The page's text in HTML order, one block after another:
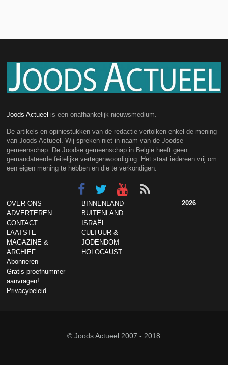
Joods Actueel is een onafhankelijk nieuwsmedium.
De artikels en opiniestukken van de redactie vertolken enkel de mening
van Joods Actueel. Wij spreken niet in naam van de Joodse
gemeenschap. De Joodse gemeenschap in België heeft geen
gemandateerde feitelijke vertegenwoordiging. Het staat iedereen vrij om
een eigen mening te hebben en die te verkondigen.
OVER ONS
ADVERTEREN
CONTACT
LAATSTE
MAGAZINE &
ARCHIEF
Abonneren
Gratis proefnummer
aanvragen!
Privacybeleid
BINNENLAND
BUITENLAND
ISRAËL
CULTUUR &
JODENDOM
HOLOCAUST
2026
© Joods Actueel 2007 - 2018